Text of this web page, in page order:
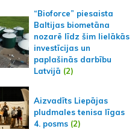
“Bioforce” piesaista
Baltijas biometāna
nozarē līdz šim lielākās
investīcijas un
paplašinās darbību
Latvijā (2)
Aizvadīts Liepājas
pludmales tenisa līgas
4. posms(2)